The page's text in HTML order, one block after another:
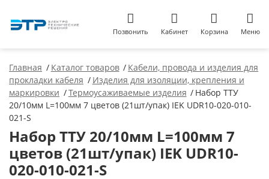
Позвонить Кабинет Корзина Меню
Главная Каталог товаров
Кабели, провода и изделия для
прокладки кабеля
Изделия для изоляции, крепления и
маркировки
Термоусаживаемые изделия
Набор ТТУ
20/10мм L=100мм 7 цветов (21шт/упак) IEK UDR10-020-010-
021-S
Набор ТТУ 20/10мм L=100мм 7
цветов (21шт/упак) IEK UDR10-
020-010-021-S